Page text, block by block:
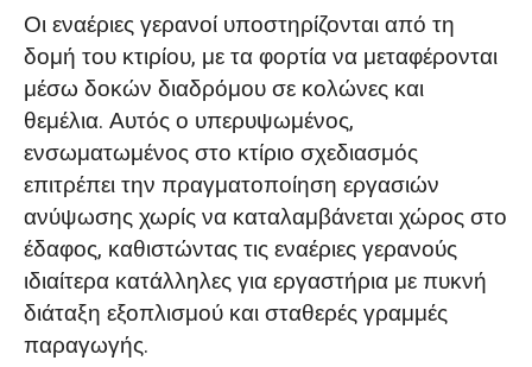
Οι εναέριες γερανοί υποστηρίζονται από τη
δομή του κτιρίου, με τα φορτία να μεταφέρονται
μέσω δοκών διαδρόμου σε κολώνες και
θεμέλια. Αυτός ο υπερυψωμένος,
ενσωματωμένος στο κτίριο σχεδιασμός
επιτρέπει την πραγματοποίηση εργασιών
ανύψωσης χωρίς να καταλαμβάνεται χώρος στο
έδαφος, καθιστώντας τις εναέριες γερανούς
ιδιαίτερα κατάλληλες για εργαστήρια με πυκνή
διάταξη εξοπλισμού και σταθερές γραμμές
παραγωγής.